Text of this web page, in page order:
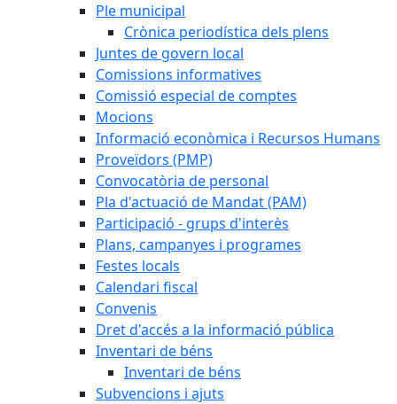
Ple municipal
Crònica periodística dels plens
Juntes de govern local
Comissions informatives
Comissió especial de comptes
Mocions
Informació econòmica i Recursos Humans
Proveïdors (PMP)
Convocatòria de personal
Pla d'actuació de Mandat (PAM)
Participació - grups d'interès
Plans, campanyes i programes
Festes locals
Calendari fiscal
Convenis
Dret d'accés a la informació pública
Inventari de béns
Inventari de béns
Subvencions i ajuts